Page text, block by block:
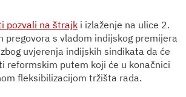
pozvali na štrajk i izlaženje na ulice 2.
pregovora s vladom indijskog premijera
uvjerenja indijskih sindikata da će
reformskim putem koji će u konačnici
fleksibilizacijom tržišta rada.